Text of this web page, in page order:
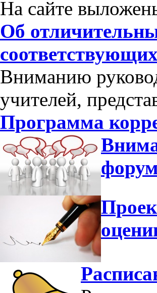
На сайте
Об
Вниманию
учителей,
Программа